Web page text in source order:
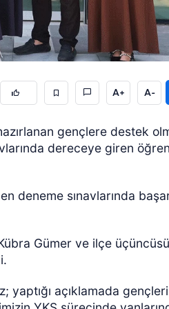
A+ A-
gençlere destek
dereceye giren
deneme sınavlarında
Gümer ve ilçe
yaptığı açıklamada
ÖZEL HABER